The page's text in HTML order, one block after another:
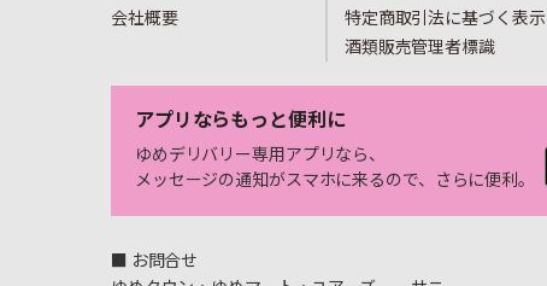
会社概要
特定商取引法に基づく表示
酒類販売管理者標識
アプリならもっと便利に
ゆめデリバリー専用アプリなら、
メッセージの通知がスマホに来るので、さらに便利。
■ お問合せ